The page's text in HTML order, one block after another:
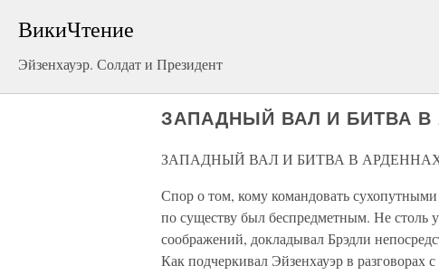
ВикиЧтение
Эйзенхауэр. Солдат и Президент
ЗАПАДНЫЙ ВАЛ И БИТВА В
ЗАПАДНЫЙ ВАЛ И БИТВА В
Спор о том, кому командовать
по существу был беспредметным. Не столь
соображений, докладывал Брэдли
Как подчеркивал Эйзенхауэр в разговорах